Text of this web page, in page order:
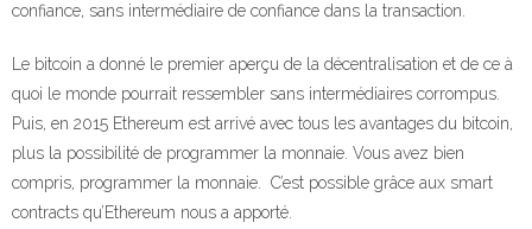
confiance, sans intermédiaire de confiance dans la transaction.
Le bitcoin a donné le premier aperçu de la décentralisation et de ce à
quoi le monde pourrait ressembler sans intermédiaires corrompus.
Puis, en 2015 Ethereum est arrivé avec tous les avantages du bitcoin,
plus la possibilité de programmer la monnaie. Vous avez bien
compris, programmer la monnaie. C’est possible grâce aux smart
contracts qu’Ethereum nous a apporté.